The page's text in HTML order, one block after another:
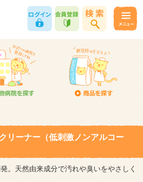
リーナー（低刺激ノンアルコー
。天然由来成分で汚れや臭いをやさしく